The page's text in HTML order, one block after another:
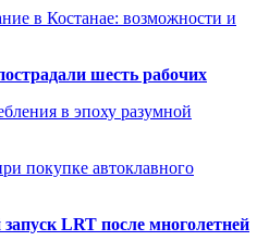
в Костанае: возможности и
шесть рабочих
в эпоху разумной
покупке автоклавного
LRT после многолетней